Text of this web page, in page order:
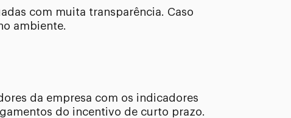
com muita transparência. Caso
ambiente.
da empresa com os indicadores
do incentivo de curto prazo.